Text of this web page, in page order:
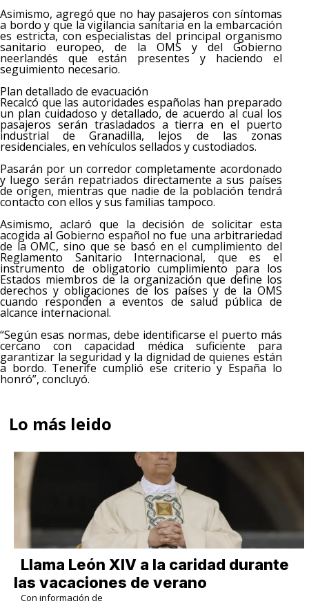
Asimismo, agregó que no hay pasajeros con síntomas
a bordo y que la vigilancia sanitaria en la embarcación
es estricta, con especialistas del principal organismo
sanitario europeo, de la OMS y del Gobierno
neerlandés que están presentes y haciendo el
seguimiento necesario.
Plan detallado de evacuación
Recalcó que las autoridades españolas han preparado
un plan cuidadoso y detallado, de acuerdo al cual los
pasajeros serán trasladados a tierra en el puerto
industrial de Granadilla, lejos de las zonas
residenciales, en vehículos sellados y custodiados.
Pasarán por un corredor completamente acordonado
y luego serán repatriados directamente a sus países
de origen, mientras que nadie de la población tendrá
contacto con ellos y sus familias tampoco.
Asimismo, aclaró que la decisión de solicitar esta
acogida al Gobierno español no fue una arbitrariedad
de la OMC, sino que se basó en el cumplimiento del
Reglamento Sanitario Internacional, que es el
instrumento de obligatorio cumplimiento para los
Estados miembros de la organización que define los
derechos y obligaciones de los países y de la OMS
cuando responden a eventos de salud pública de
alcance internacional.
“Según esas normas, debe identificarse el puerto más
cercano con capacidad médica suficiente para
garantizar la seguridad y la dignidad de quienes están
a bordo. Tenerife cumplió ese criterio y España lo
honró”, concluyó.
Lo más leido
Llama León XIV a la caridad durante
las vacaciones de verano
Con información de